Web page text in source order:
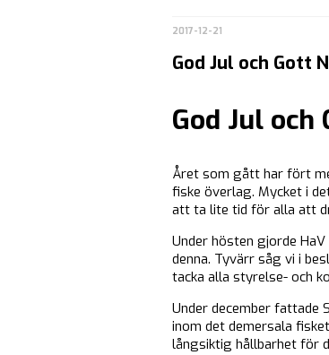
2017-12-21
God Jul och Gott
God Jul
Året som gått har fört
fiske överlag. Mycket i
att ta lite tid för alla att
Under hösten gjorde
denna. Tyvärr såg vi i
tacka alla styrelse- och
Under december
inom det demersala
långsiktig hållbarhet för